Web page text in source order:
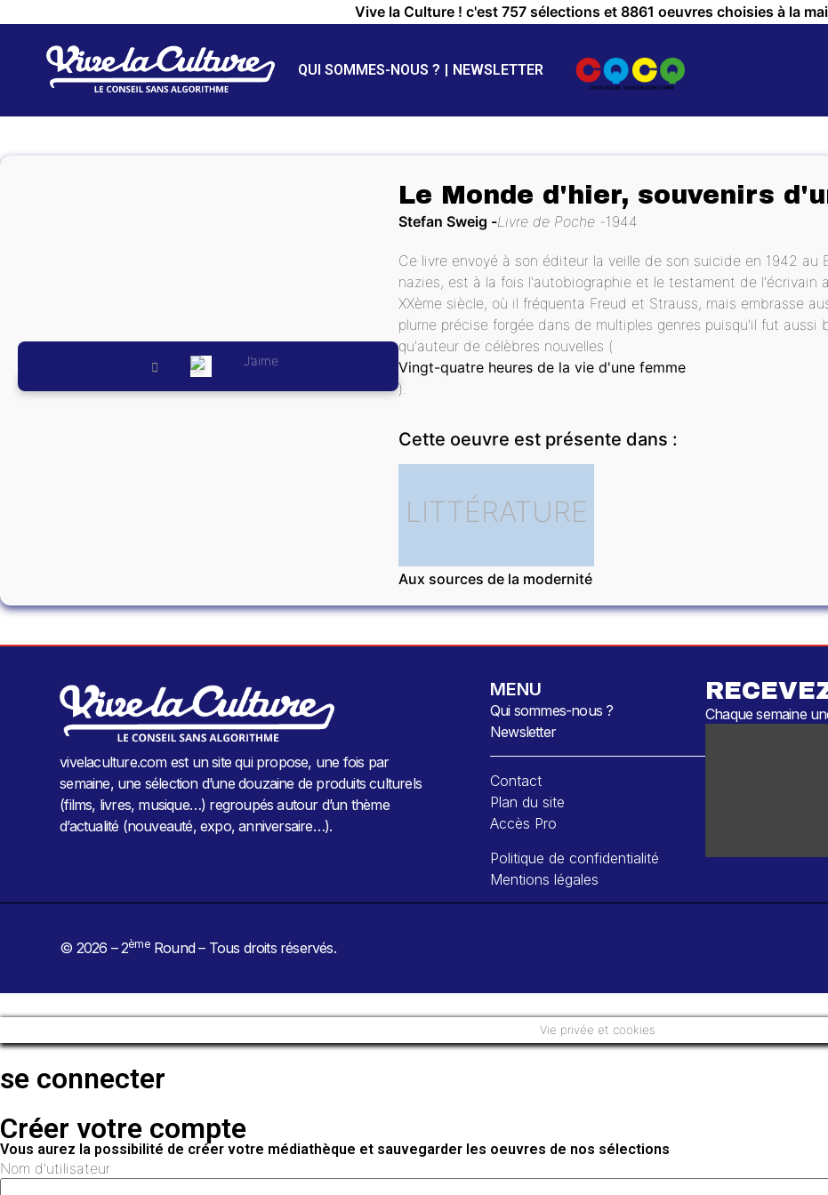
Vive la Culture ! c'est 757 sélections et 8861 oeuvres choisies à la
QUI SOMMES-NOUS ? NEWSLETTER
J’aime
Le Monde d'hier, souvenirs
Stefan Sweig Livre de Poche 1944
Ce livre envoyé à son éditeur la veille de son suicide en 1942
nazies, est à la fois l'autobiographie et le testament de
XXème siècle, où il fréquenta Freud et Strauss, mais embrasse
plume précise forgée dans de multiples genres puisqu'il fut
qu'auteur de célèbres nouvelles (
Vingt-quatre heures de la vie d'une femme
).
Cette oeuvre est présente dans :
LITTÉRATURE
Aux sources de la modernité
vivelaculture.com est un site qui propose, une fois par
semaine, une sélection d’une douzaine de produits culturels
(films, livres, musique…) regroupés autour d’un thème
d’actualité (nouveauté, expo, anniversaire…).
MENU
Qui sommes-nous ?
Newsletter
Contact
Plan du site
Accès Pro
Politique de confidentialité
Mentions légales
Chaque semaine
© 2026 – 2èmeRound – Tous droits réservés.
Vie privée et cookies
se connecter
Créer votre compte
Vous aurez la possibilité de créer votre médiathèque et sauvegarder les oeuvres de nos sélections
Nom d'utilisateur